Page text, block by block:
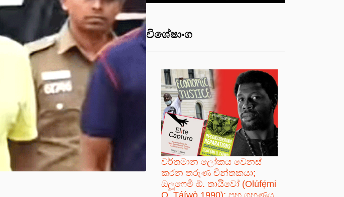
විශේෂාංග
වර්තමාන ලෝකය වෙනස්
කරන තරුණ චින්තකයා;
ඔලූෆෙමි ඕ. තායිවෝ (Olúfẹ́mi
O. Táíwò 1990); ප්‍රභූ ග්‍රහණය